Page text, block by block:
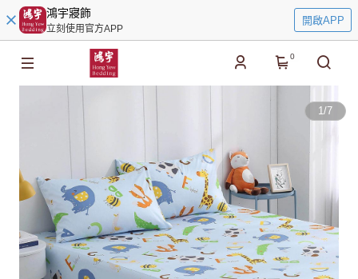
鴻宇寢飾
立刻使用官方APP
開啟APP
0
1/7